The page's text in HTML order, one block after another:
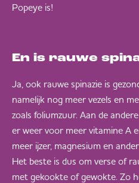
Popeye is!
En is rauwe
Ja, ook rauwe spinazie is
namelijk nog meer vezels en
zoals foliumzuur. Aan de
er weer voor meer vitamine A
meer ijzer, magnesium en
Het beste is dus om verse of
met gekookte of gewokte. Zo